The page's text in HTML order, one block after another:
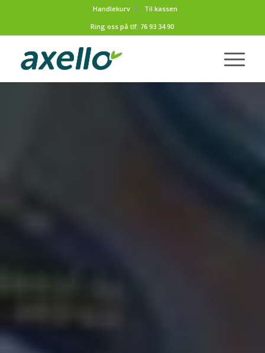
Handlekurv
Til kassen
Ring oss på tlf: 76 93 34 90